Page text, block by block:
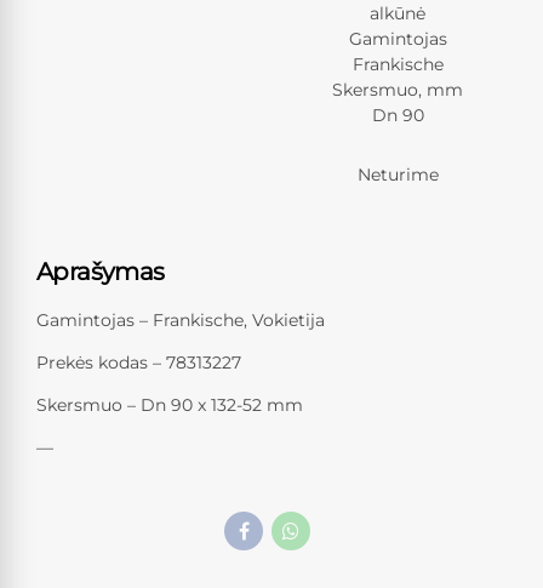
alkūnė
Gamintojas
Frankische
Skersmuo, mm
Dn 90
Neturime
Aprašymas
Gamintojas – Frankische, Vokietija
Prekės kodas – 78313227
Skersmuo – Dn 90 x 132-52 mm
—